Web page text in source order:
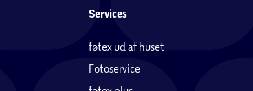
Services
føtex ud af huset
Fotoservice